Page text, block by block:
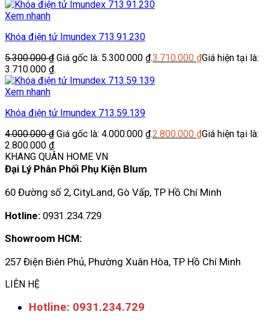
Xem nhanh
Khóa điện tử Imundex 713.91.230
5.300.000₫ Giá gốc là: 5.300.000 ₫.3.710.000 ₫Giá hiện tại là:
3.710.000 ₫.
Xem nhanh
Khóa điện tử Imundex 713.59.139
4.000.000₫ Giá gốc là: 4.000.000 ₫.2.800.000 ₫Giá hiện tại là:
2.800.000 ₫.
KHANG QUÂN HOME VN
Đại Lý Phân Phối Phụ Kiện Blum
60 Đường số 2, CityLand, Gò Vấp, TP Hồ Chí Minh
Hotline: 0931.234.729
Showroom HCM:
257 Điện Biên Phủ, Phường Xuân Hòa, TP Hồ Chí Minh
LIÊN HỆ
Hotline: 0931.234.729